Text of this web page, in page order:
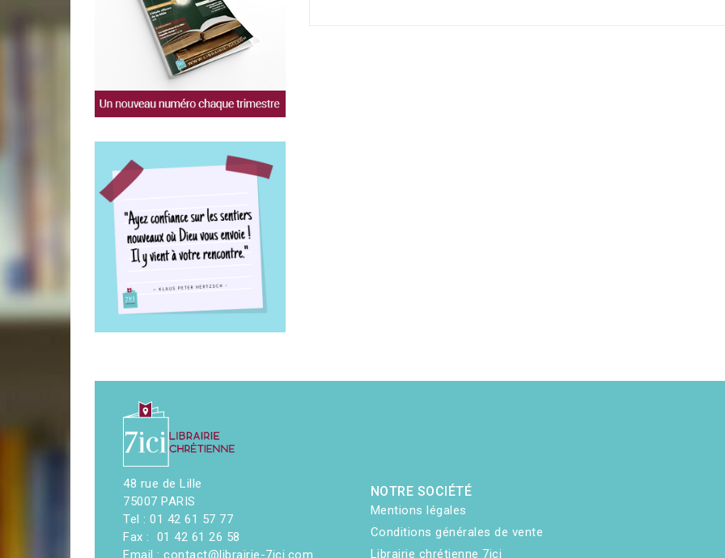
48 rue de Lille
75007 PARIS
Tel : 01 42 61 57 77
Fax : 01 42 61 26 58
Email : contact@librairie-7ici.com
NOTRE SOCIÉTÉ
Mentions légales
Conditions générales de vente
Librairie chrétienne 7ici